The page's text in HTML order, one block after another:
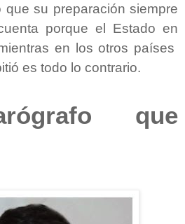
que su preparación siempre
porque el Estado en
en los otros países
es todo lo contrario.
que